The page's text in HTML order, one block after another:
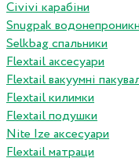
Сivivi карабіни
Snugpak
Selkbag спальники
Flextail аксесуари
Flextail вакуумні
Flextail килимки
Flextail подушки
Nite Ize аксесуари
Flextail матраци